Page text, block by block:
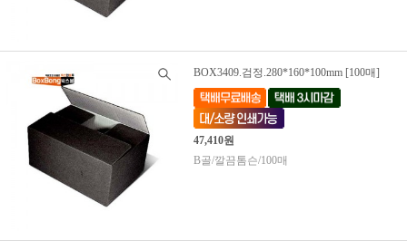
BOX3409.검정.280*160*100mm [100매]
47,410원
B골/깔끔톰슨/100매